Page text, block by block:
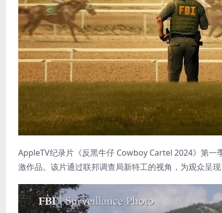
AppleTV纪录片《反黑牛仔 Cowboy Cartel 2024》第一
激作品。该片通过联邦调查局新特工的视角，为观众呈